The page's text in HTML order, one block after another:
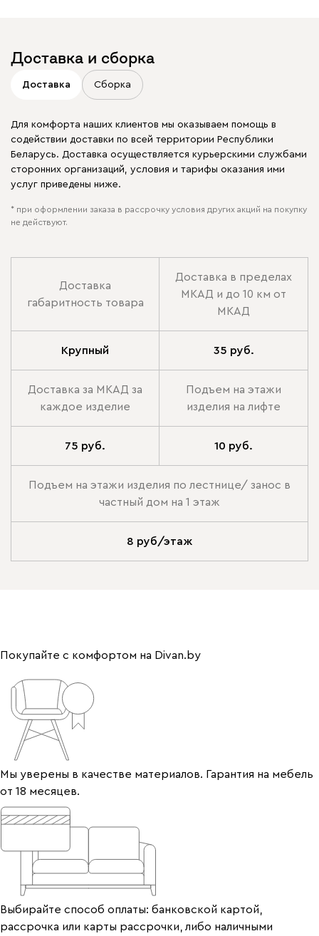
Доставка и сборка
Доставка Сборка
Для комфорта наших клиентов мы оказываем помощь в
содействии доставки по всей территории Республики
Беларусь. Доставка осуществляется курьерскими службами
сторонних организаций, условия и тарифы оказания ими
услуг приведены ниже.
* при оформлении заказа в рассрочку условия других акций на покупку
не действуют.
Доставка
габаритность товара
Доставка в пределах
МКАД и до 10 км от
МКАД
Крупный 35 руб.
Доставка за МКАД за
каждое изделие
Подъем на этажи
изделия на лифте
75 руб. 10 руб.
Подъем на этажи изделия по лестнице/ занос в
частный дом на 1 этаж
8 руб/этаж
Покупайте с комфортом на Divan.by
Мы уверены в качестве материалов. Гарантия на мебель
от 18 месяцев.
Выбирайте способ оплаты: банковской картой,
рассрочка или карты рассрочки, либо наличными